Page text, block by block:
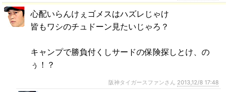
心配いらんけぇゴメスはハズレじゃけ
皆もワシのチュドーン見たいじゃろ？
キャンプで勝負付くしサードの保険探しとけ、の
ぅ！？
阪神タイガースファンさん 2013,12/8 17:48